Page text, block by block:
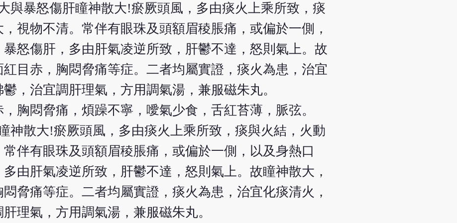
與暴怒傷肝瞳神散大!瘀厥頭風，多由痰火上乘所致，痰
視物不清。常伴有眼珠及頭額眉稜脹痛，或偏於一側，
怒傷肝，多由肝氣凌逆所致，肝鬱不達，怒則氣上。故
目赤，胸悶脅痛等症。二者均屬實證，痰火為患，治宜
，治宜調肝理氣，方用調氣湯，兼服磁朱丸。
胸悶脅痛，煩躁不寧，噯氣少食，舌紅苔薄，脈弦。
神散大!瘀厥頭風，多由痰火上乘所致，痰與火結，火動
伴有眼珠及頭額眉稜脹痛，或偏於一側，以及身熱口
由肝氣凌逆所致，肝鬱不達，怒則氣上。故瞳神散大，
脅痛等症。二者均屬實證，痰火為患，治宜化痰清火，
理氣，方用調氣湯，兼服磁朱丸。